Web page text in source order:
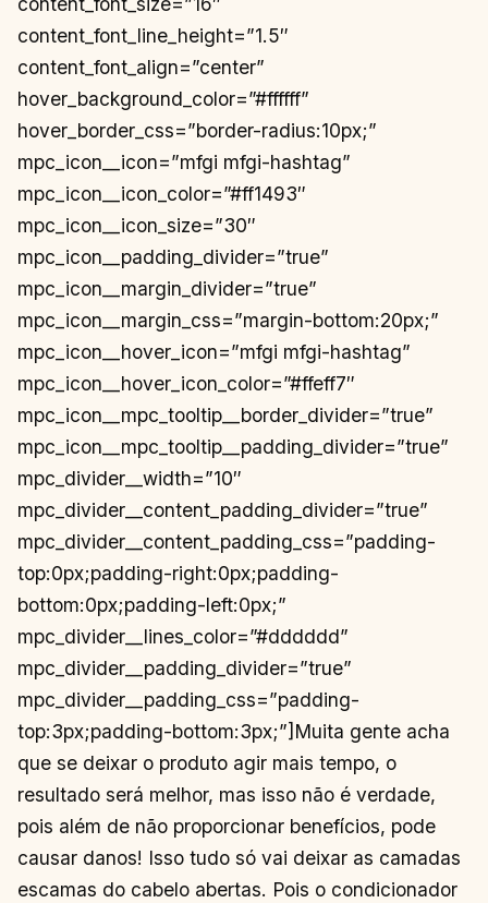
content_font_line_height=”1.5″
content_font_align=”center”
hover_background_color=”#ffffff”
hover_border_css=”border-radius:10px;”
mpc_icon__icon=”mfgi mfgi-hashtag”
mpc_icon__icon_color=”#ff1493″
mpc_icon__icon_size=”30″
mpc_icon__padding_divider=”true”
mpc_icon__margin_divider=”true”
mpc_icon__margin_css=”margin-bottom:20px;”
mpc_icon__hover_icon=”mfgi mfgi-hashtag”
mpc_icon__hover_icon_color=”#ffeff7″
mpc_icon__mpc_tooltip__border_divider=”true”
mpc_icon__mpc_tooltip__padding_divider=”true”
mpc_divider__width=”10″
mpc_divider__content_padding_divider=”true”
mpc_divider__content_padding_css=”padding-
top:0px;padding-right:0px;padding-
bottom:0px;padding-left:0px;”
mpc_divider__lines_color=”#dddddd”
mpc_divider__padding_divider=”true”
mpc_divider__padding_css=”padding-
top:3px;padding-bottom:3px;”]Muita gente acha
que se deixar o produto agir mais tempo, o
resultado será melhor, mas isso não é verdade,
pois além de não proporcionar benefícios, pode
causar danos! Isso tudo só vai deixar as camadas
escamas do cabelo abertas. Pois o condicionador